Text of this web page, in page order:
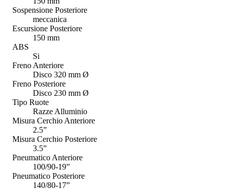
Sospensione Posteriore
meccanica
Escursione Posteriore
150 mm
ABS
Si
Freno Anteriore
Disco 320 mm Ø
Freno Posteriore
Disco 230 mm Ø
Tipo Ruote
Razze Alluminio
Misura Cerchio Anteriore
2.5”
Misura Cerchio Posteriore
3.5”
Pneumatico Anteriore
100/90-19”
Pneumatico Posteriore
140/80-17”